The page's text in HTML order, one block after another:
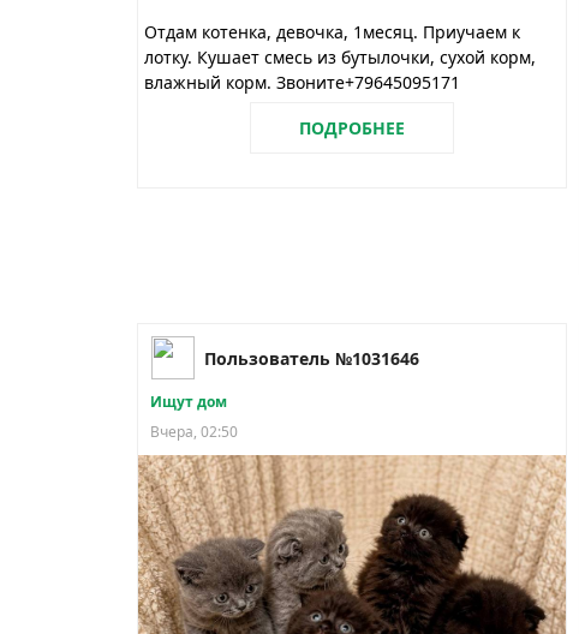
Отдам котенка, девочка, 1месяц. Приучаем к
лотку. Кушает смесь из бутылочки, сухой корм,
влажный корм. Звоните+79645095171
ПОДРОБНЕЕ
Пользователь №1031646
Ищут дом
Вчера, 02:50